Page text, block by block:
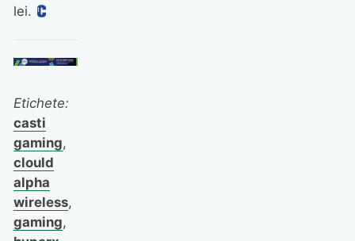
lei.
Etichete:
casti
gaming,
clould
alpha
wireless,
gaming,